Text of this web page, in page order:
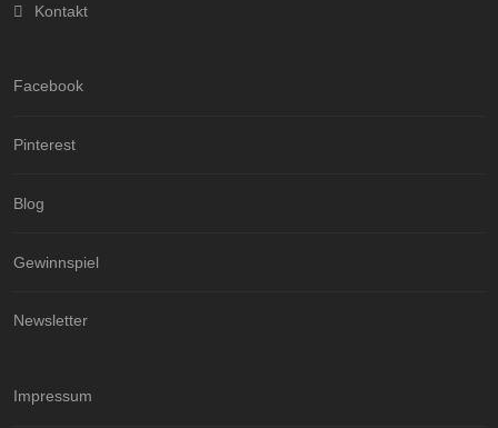
Kontakt
Facebook
Pinterest
Blog
Gewinnspiel
Newsletter
Impressum